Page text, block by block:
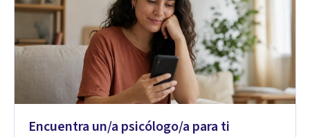
Encuentra un/a psicólogo/a para ti